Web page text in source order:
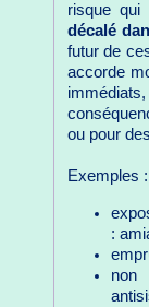
risque qui
décalé
futur de
accorde
ou pour
Exemples :
: